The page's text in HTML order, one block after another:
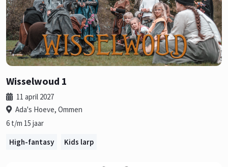
Wisselwoud 1
11 april 2027
Ada's Hoeve, Ommen
6 t/m 15 jaar
High-fantasy
Kids larp